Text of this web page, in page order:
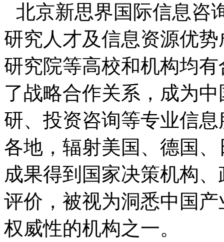
北京新思界国际信息咨
研究人才及信息资源优
研究院等高校和机构均
了战略合作关系，成为
研、投资咨询等专业信
各地，辐射美国、德国
成果得到国家决策机构
评价，被视为洞悉中国
权威性的机构之一。